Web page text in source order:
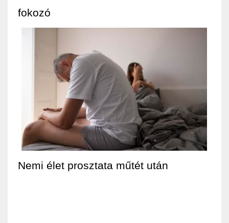
fokozó
Nemi élet prosztata műtét után